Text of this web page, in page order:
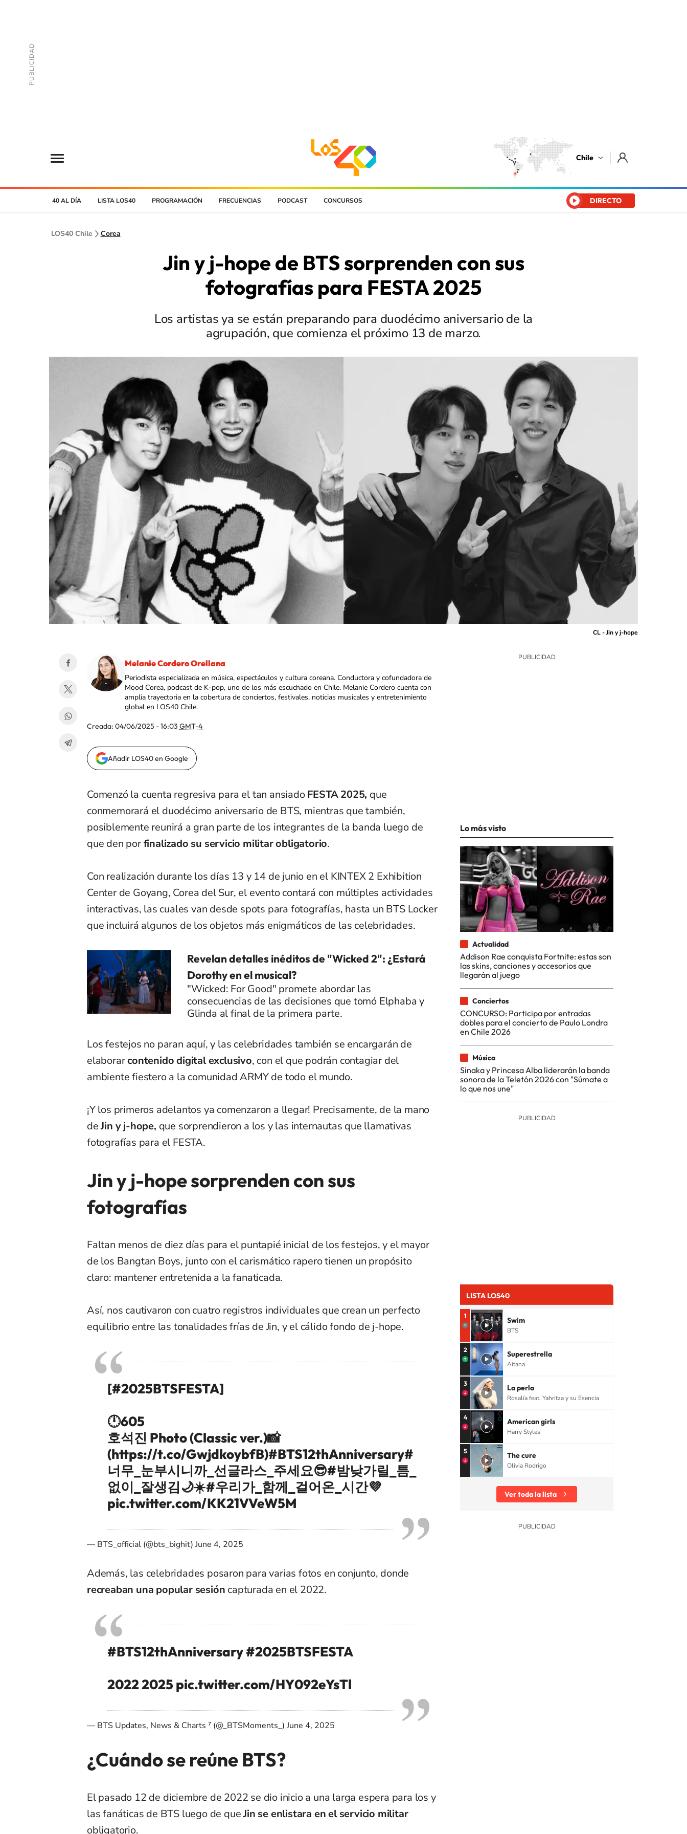
Chile
40 AL DÍA LISTA LOS40 PROGRAMACIÓN FRECUENCIAS PODCAST CONCURSOS DIRECTO
LOS40 Chile Corea
Jin y j-hope de BTS sorprenden con sus
fotografías para FESTA 2025
Los artistas ya se están preparando para duodécimo aniversario de la
agrupación, que comienza el próximo 13 de marzo.
CL - Jin y j-hope
Melanie Cordero Orellana
Periodista especializada en música, espectáculos y cultura coreana. Conductora y cofundadora de
Mood Corea, podcast de K-pop, uno de los más escuchado en Chile. Melanie Cordero cuenta con
amplia trayectoria en la cobertura de conciertos, festivales, noticias musicales y entretenimiento
global en LOS40 Chile.
Creada: 04/06/2025 - 16:03 GMT-4
Añadir LOS40 en Google
Comenzó la cuenta regresiva para el tan ansiadoFESTA 2025, que
conmemorará el duodécimo aniversario de BTS, mientras que también,
posiblemente reunirá a gran parte de los integrantes de la banda luego de
que den porfinalizado su servicio militar obligatorio.
Con realización durante los días 13 y 14 de junio en el KINTEX 2 Exhibition
Center de Goyang, Corea del Sur, el evento contará con múltiples actividades
interactivas, las cuales van desde spots para fotografías, hasta un BTS Locker
que incluirá algunos de los objetos más enigmáticos de las celebridades.
Revelan detalles inéditos de "Wicked 2": ¿Estará
Dorothy en el musical?
"Wicked: For Good" promete abordar las
consecuencias de las decisiones que tomó Elphaba y
Glinda al final de la primera parte.
Los festejos no paran aquí, y las celebridades también se encargarán de
elaborarcontenido digital exclusivo, con el que podrán contagiar del
ambiente fiestero a la comunidad ARMY de todo el mundo.
¡Y los primeros adelantos ya comenzaron a llegar! Precisamente, de la mano
deJin y j-hope, que sorprendieron a los y las internautas que llamativas
fotografías para el FESTA.
Jin y j-hope sorprenden con sus
fotografías
Faltan menos de diez días para el puntapié inicial de los festejos, y el mayor
de los Bangtan Boys, junto con el carismático rapero tienen un propósito
claro: mantener entretenida a la fanaticada.
Así, nos cautivaron con cuatro registros individuales que crean un perfecto
equilibrio entre las tonalidades frías de Jin, y el cálido fondo de j-hope.
[#2025BTSFESTA]
🕛605
호석진 Photo (Classic ver.)📸
(https://t.co/GwjdkoybfB)#BTS12thAnniversary#
너무_눈부시니까_선글라스_주세요😎#밤낮가릴_틈_
없이_잘생김🌙☀️#우리가_함께_걸어온_시간💜
pic.twitter.com/KK21VVeW5M
— BTS_official (@bts_bighit)June 4, 2025
Además, las celebridades posaron para varias fotos en conjunto, donde
recreaban una popular sesión capturada en el 2022.
#BTS12thAnniversary#2025BTSFESTA
2022 2025 pic.twitter.com/HY092eYsTl
— BTS Updates, News & Charts ⁷ (@_BTSMoments_)June 4, 2025
¿Cuándo se reúne BTS?
El pasado 12 de diciembre de 2022 se dio inicio a una larga espera para los y
las fanáticas de BTS luego de queJin se enlistara en el servicio militar
obligatorio.
Lo más visto
Actualidad
Addison Rae conquista Fortnite: estas son
las skins, canciones y accesorios que
llegarán al juego
Conciertos
CONCURSO: Participa por entradas
dobles para el concierto de Paulo Londra
en Chile 2026
Música
Sinaka y Princesa Alba liderarán la banda
sonora de la Teletón 2026 con "Súmate a
lo que nos une"
LISTA LOS40
1 Swim
BTS
2 Superestrella
Aitana
3 La perla
Rosalía feat. Yahritza y su Esencia
4 American girls
Harry Styles
5 The cure
Olivia Rodrigo
Ver toda la lista